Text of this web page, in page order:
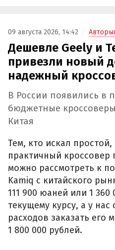
09 августа 2026, 14:42
Дешевле Geely и
привезли новый
надежный
В России появились в
бюджетные
Китая
Тем, кто искал
практичный кроссовер
можно рассмотреть к
Kamiq с китайского
111 900 юаней или 1 360
текущему курсу, а у нас
расходов заказать его
1 800 000 рублей.